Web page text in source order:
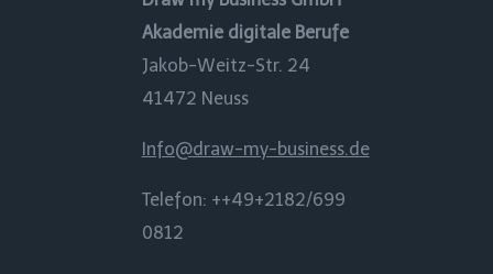
Akademie digitale Berufe
Jakob-Weitz-Str. 24
41472 Neuss
Info@draw-my-business.de
Telefon: ++49+2182/699
0812